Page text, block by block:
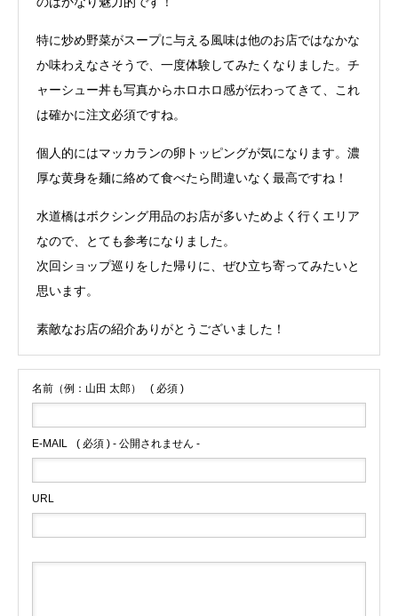
特に炒め野菜がスープに与える風味は他のお店ではなかな
か味わえなさそうで、一度体験してみたくなりました。チ
ャーシュー丼も写真からホロホロ感が伝わってきて、これ
は確かに注文必須ですね。
個人的にはマッカランの卵トッピングが気になります。濃
厚な黄身を麺に絡めて食べたら間違いなく最高ですね！
水道橋はボクシング用品のお店が多いためよく行くエリア
なので、とても参考になりました。
次回ショップ巡りをした帰りに、ぜひ立ち寄ってみたいと
思います。
素敵なお店の紹介ありがとうございました！
名前（例：山田 太郎） ( 必須 )
E-MAIL ( 必須 ) - 公開されません -
URL